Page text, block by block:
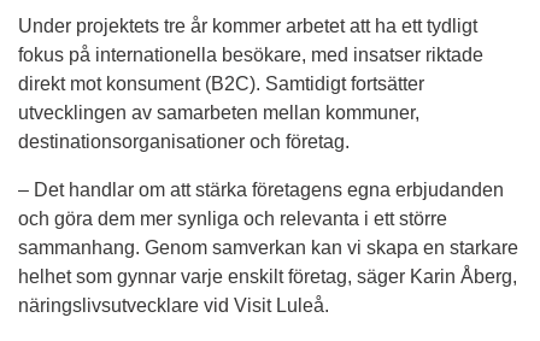
Under projektets tre år kommer arbetet att ha ett tydligt
fokus på internationella besökare, med insatser riktade
direkt mot konsument (B2C). Samtidigt fortsätter
utvecklingen av samarbeten mellan kommuner,
destinationsorganisationer och företag.
– Det handlar om att stärka företagens egna erbjudanden
och göra dem mer synliga och relevanta i ett större
sammanhang. Genom samverkan kan vi skapa en starkare
helhet som gynnar varje enskilt företag, säger Karin Åberg,
näringslivsutvecklare vid Visit Luleå.